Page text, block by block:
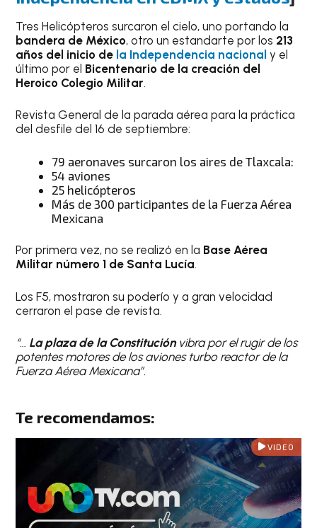
Tres Helicópteros surcaron el cielo, uno portando la
bandera de México, otro un estandarte por los 213
años del inicio de la Independencia nacional y el
último por el Bicentenario de la creación del
Heroico Colegio Militar.
Revista General de la parada aérea para la práctica
del desfile del 16 de septiembre:
79 aeronaves surcaron los aires de Tlaxcala:
54 aviones
25 helicópteros
Más de 300 participantes de la Fuerza Aérea
Mexicana
Por primera vez, no se realizó en la Base Aérea
Militar número 1 de Santa Lucía.
Los F5, mostraron su poderío y a gran velocidad
cerraron el pase de revista.
“… La plaza de la Constituciónvibra por el rugir de los
potentes motores de los aviones turbo reactor de la
Fuerza Aérea Mexicana”.
Te recomendamos:
VIDEO